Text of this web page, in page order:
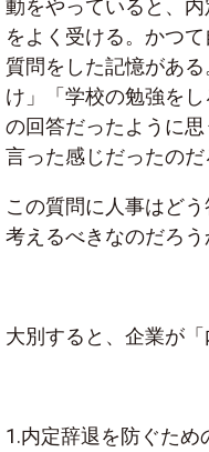
動をやっていると、
をよく受ける。かつ
質問をした記憶があ
け」「学校の勉強を
の回答だったように
言った感じだったのだ
この質問に人事はど
考えるべきなのだろう
大別すると、企業が
1.内定辞退を防ぐため